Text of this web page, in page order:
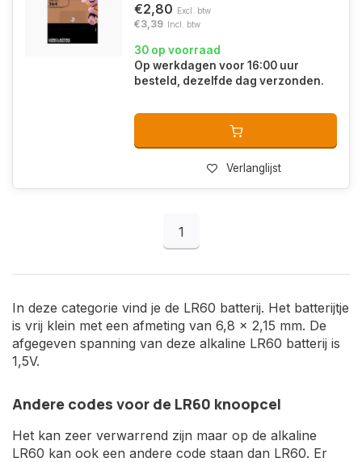
€2,80 Excl. btw
€3,39 Incl. btw
30 op voorraad
Op werkdagen voor 16:00 uur
besteld, dezelfde dag verzonden.
Verlanglijst
1
In deze categorie vind je de LR60 batterij. Het batterijtje
is vrij klein met een afmeting van 6,8 x 2,15 mm. De
afgegeven spanning van deze alkaline LR60 batterij is
1,5V.
Andere codes voor de LR60 knoopcel
Het kan zeer verwarrend zijn maar op de alkaline
LR60 kan ook een andere code staan dan LR60. Er